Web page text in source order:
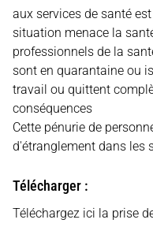
aux services de santé
situation menace la
professionnels de la
sont en quarantaine ou
travail ou quittent
conséquences
Cette pénurie de
d'étranglement dans les
Télécharger :
Téléchargez ici la prise